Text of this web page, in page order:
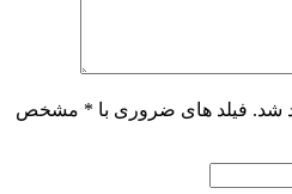
شد. فیلد های ضروری با * مشخص